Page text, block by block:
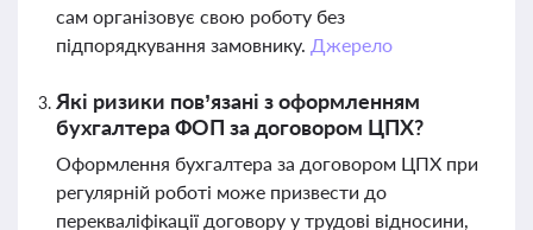
сам організовує свою роботу без
підпорядкування замовнику. Джерело
Які ризики пов’язані з оформленням
бухгалтера ФОП за договором ЦПХ?
Оформлення бухгалтера за договором ЦПХ при
регулярній роботі може призвести до
перекваліфікації договору у трудові відносини,